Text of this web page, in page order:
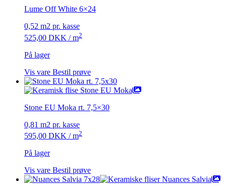
Lume Off White 6×24
0,52 m2 pr. kasse
525,00 DKK / m2
På lager
Vis vare Bestil prøve
Stone EU Moka rt. 7,5×30
0,81 m2 pr. kasse
595,00 DKK / m2
På lager
Vis vare Bestil prøve